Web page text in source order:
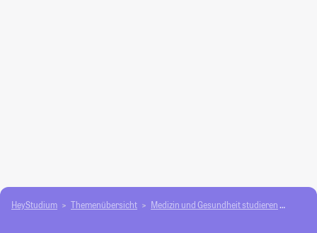
HeyStudium Themenübersicht Medizin und Gesundheit studieren